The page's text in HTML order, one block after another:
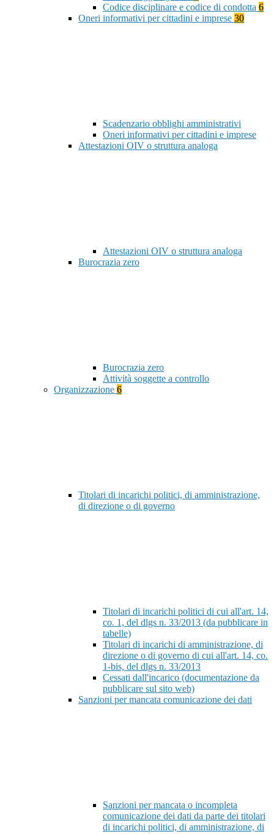
Codice disciplinare e codice di condotta 6
Oneri informativi per cittadini e imprese 30
Scadenzario obblighi amministrativi
Oneri informativi per cittadini e imprese
Attestazioni OIV o struttura analoga
Attestazioni OIV o struttura analoga
Burocrazia zero
Burocrazia zero
Attività soggette a controllo
Organizzazione 6
Titolari di incarichi politici, di amministrazione,
di direzione o di governo
Titolari di incarichi politici di cui all'art. 14,
co. 1, del dlgs n. 33/2013 (da pubblicare in
tabelle)
Titolari di incarichi di amministrazione, di
direzione o di governo di cui all'art. 14, co.
1-bis, del dlgs n. 33/2013
Cessati dall'incarico (documentazione da
pubblicare sul sito web)
Sanzioni per mancata comunicazione dei dati
Sanzioni per mancata o incompleta
comunicazione dei dati da parte dei titolari
di incarichi politici, di amministrazione, di